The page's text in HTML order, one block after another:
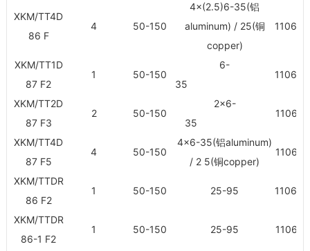
XKM/TT4D
86 F
4 50-150
4×(2.5)6-35(铝
aluminum) / 25(铜
copper)
110669
XKM/TT1D
87 F2
1 50-150
6-
35
110670
XKM/TT2D
87 F3
2 50-150
2×6-
35
110671
XKM/TT4D
87 F5
4 50-150
4×6-35(铝aluminum)
/ 2 5(铜copper)
110672
XKM/TTDR
86 F2
1 50-150 25-95 110673
XKM/TTDR
86-1 F2
1 50-150 25-95 110674